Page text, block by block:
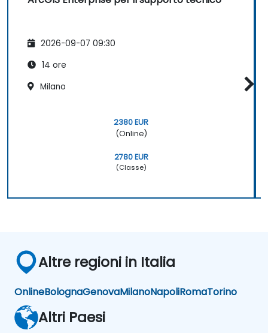
2026-09-07 09:30
14 ore
Milano
2380 EUR
(Online)
2780 EUR
(Classe)
Altre regioni in Italia
OnlineBolognaGenovaMilanoNapoliRomaTorino
Altri Paesi